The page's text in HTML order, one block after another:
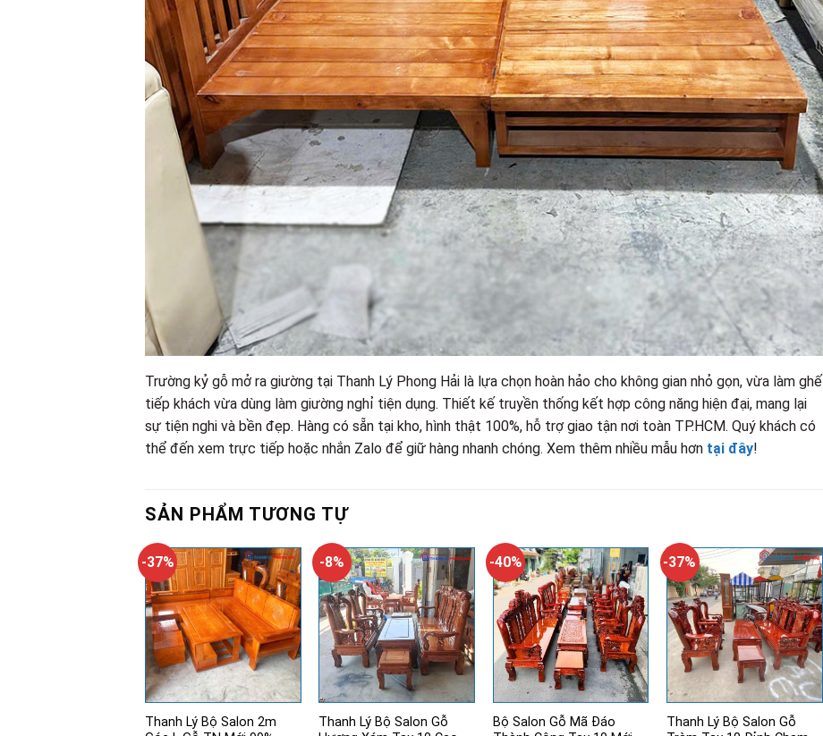
Trường kỷ gỗ mở ra giường tại Thanh Lý Phong Hải là lựa chọn hoàn hảo cho không gian nhỏ gọn, vừa làm ghế
tiếp khách vừa dùng làm giường nghỉ tiện dụng. Thiết kế truyền thống kết hợp công năng hiện đại, mang lại
sự tiện nghi và bền đẹp. Hàng có sẵn tại kho, hình thật 100%, hỗ trợ giao tận nơi toàn TP.HCM. Quý khách có
thể đến xem trực tiếp hoặc nhắn Zalo để giữ hàng nhanh chóng. Xem thêm nhiều mẫu hơn tại đây!
SẢN PHẨM TƯƠNG TỰ
-37%
Thanh Lý Bộ Salon 2m
-8%
Thanh Lý Bộ Salon Gỗ
-40%
Bộ Salon Gỗ Mã Đáo
-37%
Thanh Lý Bộ Salon Gỗ